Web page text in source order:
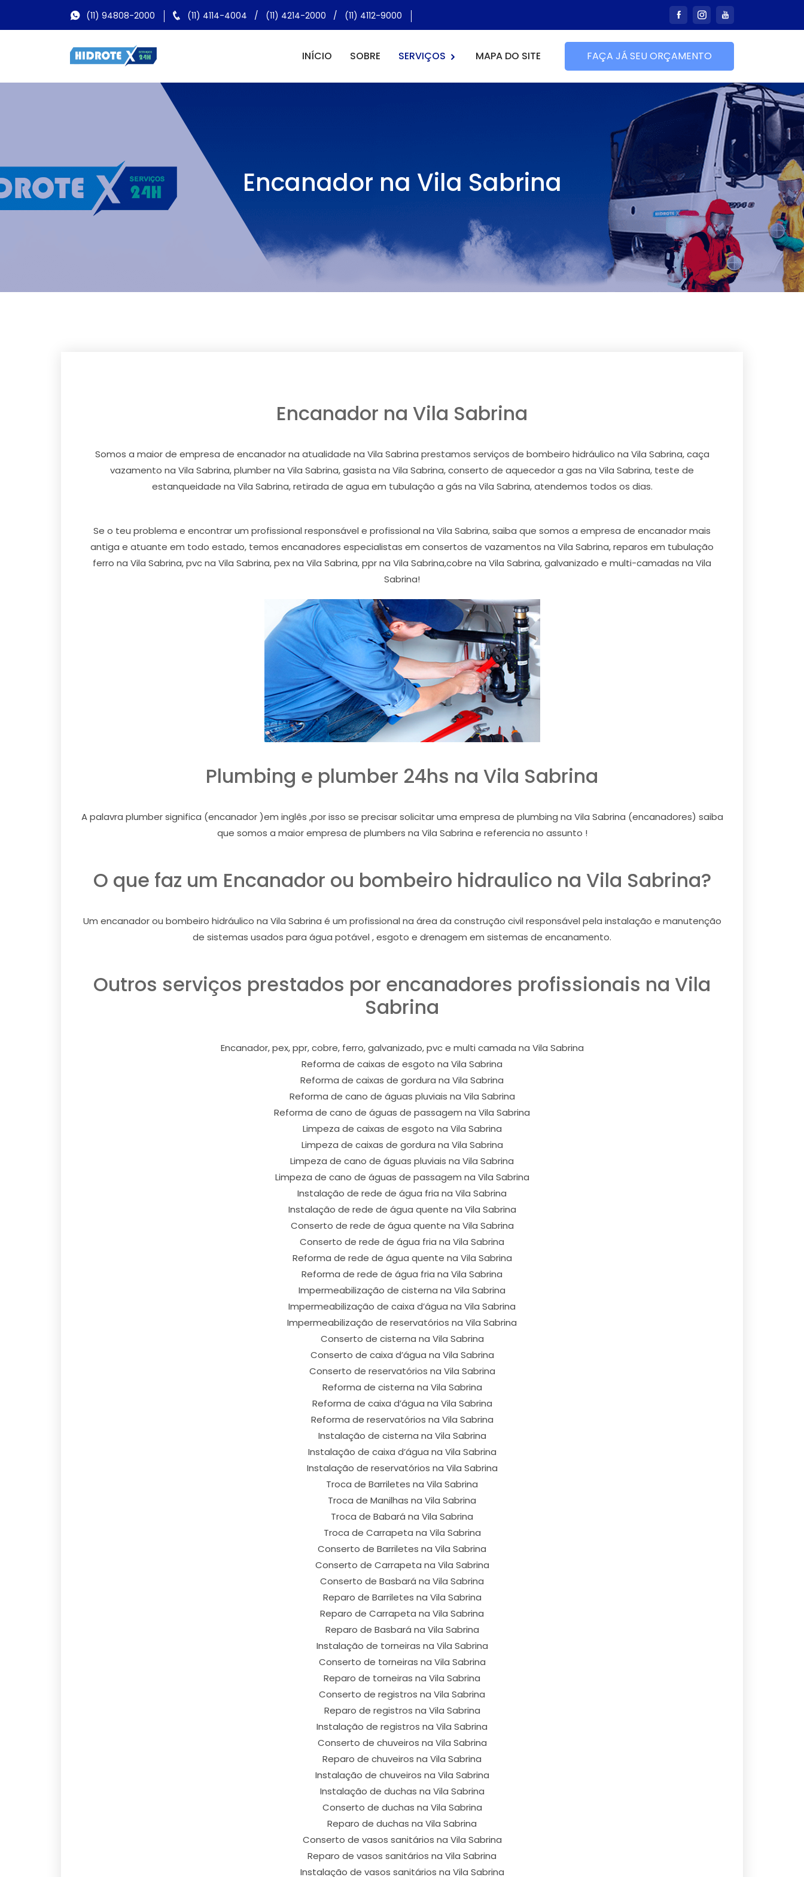
(11) 94808-2000 (11) 4114-4004 / (11) 4214-2000 / (11) 4112-9000
INÍCIO SOBRE SERVIÇOS MAPA DO SITE FAÇA JÁ SEU ORÇAMENTO
Encanador na Vila Sabrina
Encanador na Vila Sabrina
Somos a maior de empresa de encanador na atualidade na Vila Sabrina prestamos serviços de bombeiro hidráulico na Vila Sabrina, caça
vazamento na Vila Sabrina, plumber na Vila Sabrina, gasista na Vila Sabrina, conserto de aquecedor a gas na Vila Sabrina, teste de
estanqueidade na Vila Sabrina, retirada de agua em tubulação a gás na Vila Sabrina, atendemos todos os dias.
Se o teu problema e encontrar um profissional responsável e profissional na Vila Sabrina, saiba que somos a empresa de encanador mais
antiga e atuante em todo estado, temos encanadores especialistas em consertos de vazamentos na Vila Sabrina, reparos em tubulação
ferro na Vila Sabrina, pvc na Vila Sabrina, pex na Vila Sabrina, ppr na Vila Sabrina,cobre na Vila Sabrina, galvanizado e multi-camadas na Vila
Sabrina!
Plumbing e plumber 24hs na Vila Sabrina
A palavra plumber significa (encanador )em inglês ,por isso se precisar solicitar uma empresa de plumbing na Vila Sabrina (encanadores) saiba
que somos a maior empresa de plumbers na Vila Sabrina e referencia no assunto !
O que faz um Encanador ou bombeiro hidraulico na Vila Sabrina?
Um encanador ou bombeiro hidráulico na Vila Sabrina é um profissional na área da construção civil responsável pela instalação e manutenção
de sistemas usados para água potável , esgoto e drenagem em sistemas de encanamento.
Outros serviços prestados por encanadores profissionais na Vila
Sabrina
Encanador, pex, ppr, cobre, ferro, galvanizado, pvc e multi camada na Vila Sabrina
Reforma de caixas de esgoto na Vila Sabrina
Reforma de caixas de gordura na Vila Sabrina
Reforma de cano de águas pluviais na Vila Sabrina
Reforma de cano de águas de passagem na Vila Sabrina
Limpeza de caixas de esgoto na Vila Sabrina
Limpeza de caixas de gordura na Vila Sabrina
Limpeza de cano de águas pluviais na Vila Sabrina
Limpeza de cano de águas de passagem na Vila Sabrina
Instalação de rede de água fria na Vila Sabrina
Instalação de rede de água quente na Vila Sabrina
Conserto de rede de água quente na Vila Sabrina
Conserto de rede de água fria na Vila Sabrina
Reforma de rede de água quente na Vila Sabrina
Reforma de rede de água fria na Vila Sabrina
Impermeabilização de cisterna na Vila Sabrina
Impermeabilização de caixa d’água na Vila Sabrina
Impermeabilização de reservatórios na Vila Sabrina
Conserto de cisterna na Vila Sabrina
Conserto de caixa d’água na Vila Sabrina
Conserto de reservatórios na Vila Sabrina
Reforma de cisterna na Vila Sabrina
Reforma de caixa d’água na Vila Sabrina
Reforma de reservatórios na Vila Sabrina
Instalação de cisterna na Vila Sabrina
Instalação de caixa d’água na Vila Sabrina
Instalação de reservatórios na Vila Sabrina
Troca de Barriletes na Vila Sabrina
Troca de Manilhas na Vila Sabrina
Troca de Babará na Vila Sabrina
Troca de Carrapeta na Vila Sabrina
Conserto de Barriletes na Vila Sabrina
Conserto de Carrapeta na Vila Sabrina
Conserto de Basbará na Vila Sabrina
Reparo de Barriletes na Vila Sabrina
Reparo de Carrapeta na Vila Sabrina
Reparo de Basbará na Vila Sabrina
Instalação de torneiras na Vila Sabrina
Conserto de torneiras na Vila Sabrina
Reparo de torneiras na Vila Sabrina
Conserto de registros na Vila Sabrina
Reparo de registros na Vila Sabrina
Instalação de registros na Vila Sabrina
Conserto de chuveiros na Vila Sabrina
Reparo de chuveiros na Vila Sabrina
Instalação de chuveiros na Vila Sabrina
Instalação de duchas na Vila Sabrina
Conserto de duchas na Vila Sabrina
Reparo de duchas na Vila Sabrina
Conserto de vasos sanitários na Vila Sabrina
Reparo de vasos sanitários na Vila Sabrina
Instalação de vasos sanitários na Vila Sabrina